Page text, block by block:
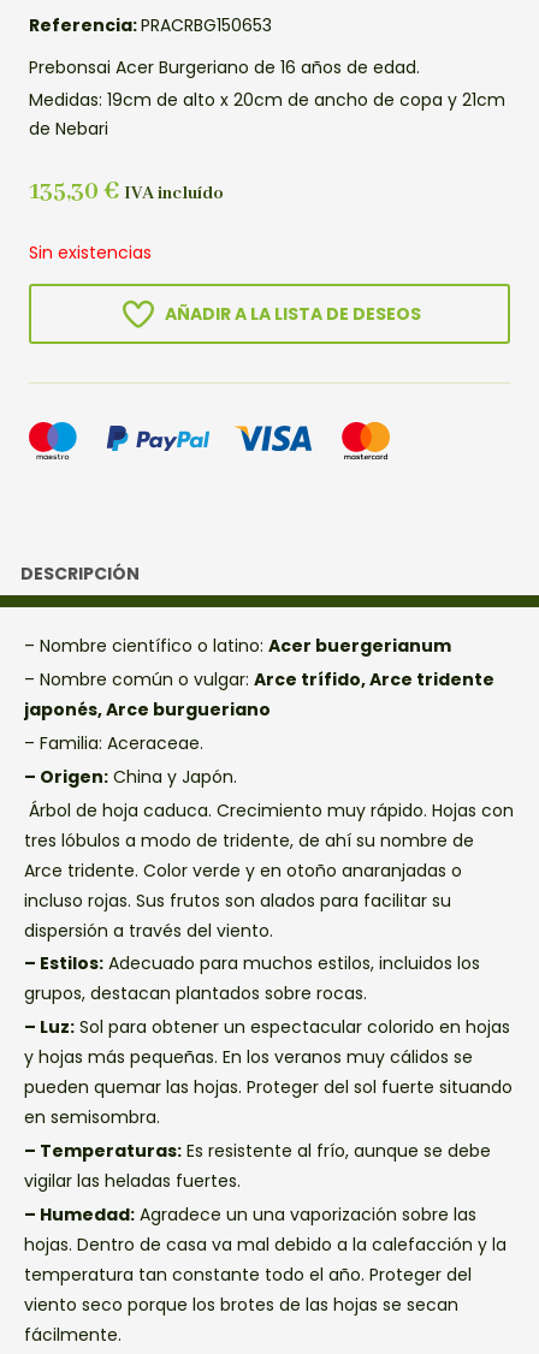
Referencia:PRACRBG150653
Prebonsai Acer Burgeriano de 16 años de edad.
Medidas: 19cm de alto x 20cm de ancho de copa y 21cm
de Nebari
135,30 € IVA incluído
Sin existencias
AÑADIR A LA LISTA DE DESEOS
DESCRIPCIÓN
– Nombre científico o latino: Acer buergerianum
– Nombre común o vulgar: Arce trífido, Arce tridente
japonés, Arce burgueriano
– Familia: Aceraceae.
– Origen: China y Japón.
Árbol de hoja caduca. Crecimiento muy rápido. Hojas con
tres lóbulos a modo de tridente, de ahí su nombre de
Arce tridente. Color verde y en otoño anaranjadas o
incluso rojas. Sus frutos son alados para facilitar su
dispersión a través del viento.
– Estilos: Adecuado para muchos estilos, incluidos los
grupos, destacan plantados sobre rocas.
– Luz: Sol para obtener un espectacular colorido en hojas
y hojas más pequeñas. En los veranos muy cálidos se
pueden quemar las hojas. Proteger del sol fuerte situando
en semisombra.
– Temperaturas: Es resistente al frío, aunque se debe
vigilar las heladas fuertes.
– Humedad: Agradece un una vaporización sobre las
hojas. Dentro de casa va mal debido a la calefacción y la
temperatura tan constante todo el año. Proteger del
viento seco porque los brotes de las hojas se secan
fácilmente.